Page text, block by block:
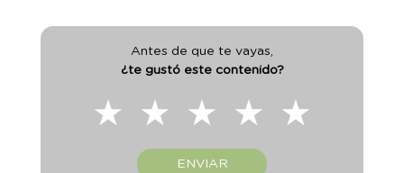
Antes de que te vayas,
¿te gustó este contenido?
★
★
★
★
★
ENVIAR